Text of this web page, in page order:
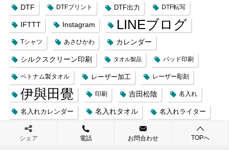
DTF DTFプリント DTF出力 DTF転写
IFTTT Instagram LINEブログ
Tシャツ あさひかわ カレンダー
シルクスクリーン印刷 タオル製品 パッド印刷
ベトナム製タオル レーザー加工 レーザー彫刻
伊與田覺 印刷 吉田松陰 名入れ
名入れカレンダー 名入れタオル 名入れライター
名入れ印刷ばっかりする贈答
品屋
シェア 電話 お問合わせ TOPへ